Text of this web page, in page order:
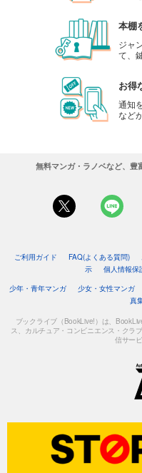
本棚
ジャ
て、
お得
通知
など
無料マンガ・ラノベなど、豊
ご利用ガイド FAQ(よくある質問)
示
個人情報保
少年・青年マンガ
少女・女性マンガ
真
ブックライブ（BookLive!）は、
ス、カルチュア・コンビニエンス・クラ
信サー